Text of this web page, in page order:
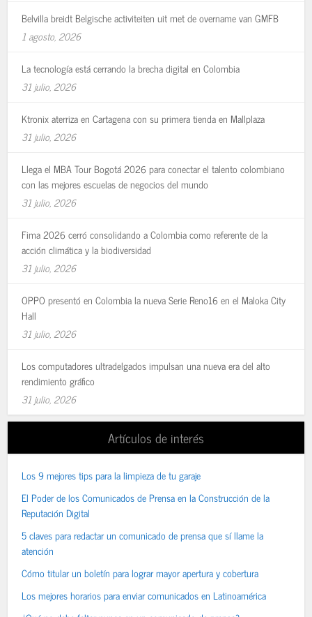
Belvilla breidt Belgische activiteiten uit met de overname van GMFB
1 agosto, 2026
La tecnología está cerrando la brecha digital en Colombia
31 julio, 2026
Ktronix aterriza en Cartagena con su primera tienda en Mallplaza
31 julio, 2026
Llega el MBA Tour Bogotá 2026 para conectar el talento colombiano
con las mejores escuelas de negocios del mundo
31 julio, 2026
Fima 2026 cerró consolidando a Colombia como referente de la
acción climática y la biodiversidad
31 julio, 2026
OPPO presentó en Colombia la nueva Serie Reno16 en el Maloka City
Hall
31 julio, 2026
Los computadores ultradelgados impulsan una nueva era del alto
rendimiento gráfico
31 julio, 2026
Artículos de interés
Los 9 mejores tips para la limpieza de tu garaje
El Poder de los Comunicados de Prensa en la Construcción de la
Reputación Digital
5 claves para redactar un comunicado de prensa que sí llame la
atención
Cómo titular un boletín para lograr mayor apertura y cobertura
Los mejores horarios para enviar comunicados en Latinoamérica